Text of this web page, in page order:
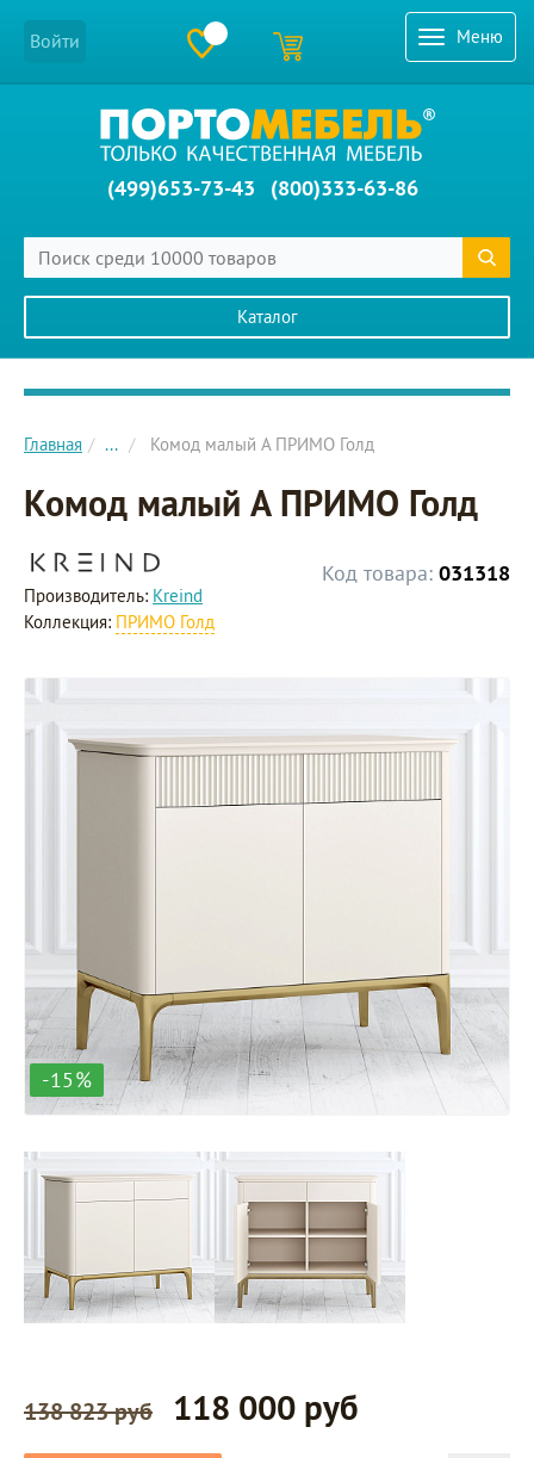
Меню
Войти
(499)653-73-43 (800)333-63-86
Каталог
Главное меню сайта
Главная ... Комод малый A ПРИМО Голд
Комод малый A ПРИМО Голд
Код товара: 031318
Производитель: Kreind
Коллекция: ПРИМО Голд
-15%
138 823 руб 118 000 руб